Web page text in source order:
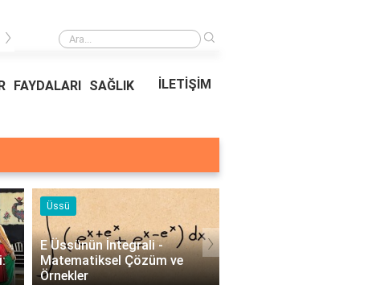
Ödeal Müşteri Hizmetleri
›
FAYDALARI SAĞLIK İLETİŞİM
Üssü
E Üssünün İntegrali -
Matematiksel Çözüm ve
Örnekler
›